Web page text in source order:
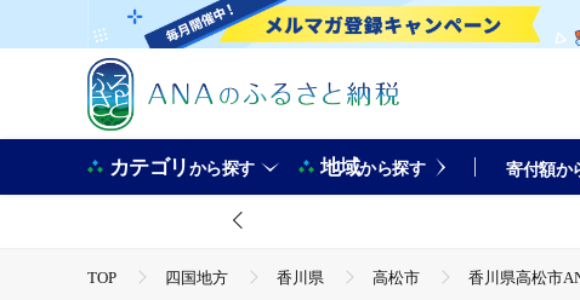
カテゴリから探す 地域から探す 寄付額か
TOP 四国地方 香川県 高松市 香川県高松市